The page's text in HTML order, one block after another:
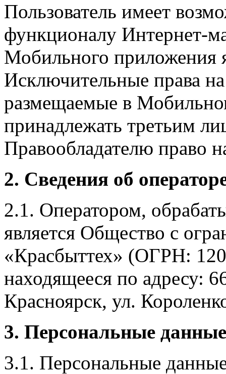
Пользователь имеет
функционалу Интернет-
Мобильного приложения
Исключительные права
размещаемые в
принадлежать третьим
Правообладателю право
2. Сведения об
2.1. Оператором,
является Общество с
«Красбыттех» (ОГРН:
находящееся по адресу:
Красноярск, ул.
3. Персональные
3.1. Персональные